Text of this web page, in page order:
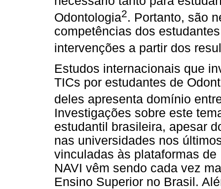
Odontologia2. Portanto, são
competências dos
intervenções a partir dos
Estudos internacionais que
TICs por estudantes de
deles apresenta domínio
Investigações sobre este
estudantil brasileira, apesar
nas universidades nos
vinculadas às plataformas
NAVI vêm sendo cada vez
Ensino Superior no Brasil.